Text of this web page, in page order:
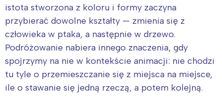
istota stworzona z koloru i formy zaczyna
przybierać dowolne kształty — zmienia się z
człowieka w ptaka, a następnie w drzewo.
Podróżowanie nabiera innego znaczenia, gdy
spojrzymy na nie w kontekście animacji: nie chodzi
tu tyle o przemieszczanie się z miejsca na miejsce,
ile o stawanie się jedną rzeczą, a potem kolejną.